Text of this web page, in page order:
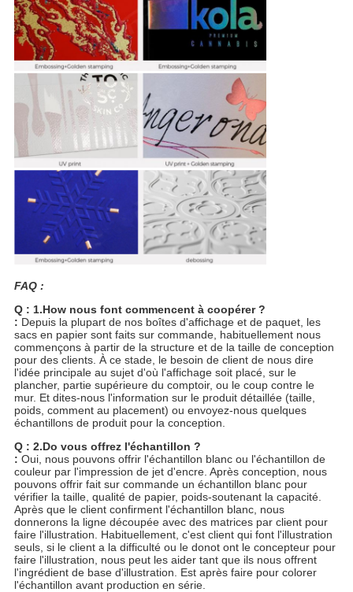
FAQ :
Q : 1.How nous font commencent à coopérer ?
: Depuis la plupart de nos boîtes d'affichage et de paquet, les
sacs en papier sont faits sur commande, habituellement nous
commençons à partir de la structure et de la taille de conception
pour des clients. À ce stade, le besoin de client de nous dire
l'idée principale au sujet d'où l'affichage soit placé, sur le
plancher, partie supérieure du comptoir, ou le coup contre le
mur. Et dites-nous l'information sur le produit détaillée (taille,
poids, comment au placement) ou envoyez-nous quelques
échantillons de produit pour la conception.
Q : 2.Do vous offrez l'échantillon ?
: Oui, nous pouvons offrir l'échantillon blanc ou l'échantillon de
couleur par l'impression de jet d'encre. Après conception, nous
pouvons offrir fait sur commande un échantillon blanc pour
vérifier la taille, qualité de papier, poids-soutenant la capacité.
Après que le client confirment l'échantillon blanc, nous
donnerons la ligne découpée avec des matrices par client pour
faire l'illustration. Habituellement, c'est client qui font l'illustration
seuls, si le client a la difficulté ou le donot ont le concepteur pour
faire l'illustration, nous peut les aider tant que ils nous offrent
l'ingrédient de base d'illustration. Est après faire pour colorer
l'échantillon avant production en série.